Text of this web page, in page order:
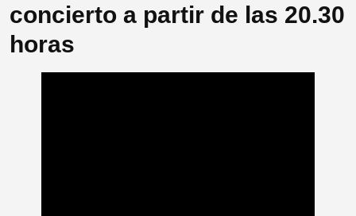
concierto a partir de las 20.30
horas